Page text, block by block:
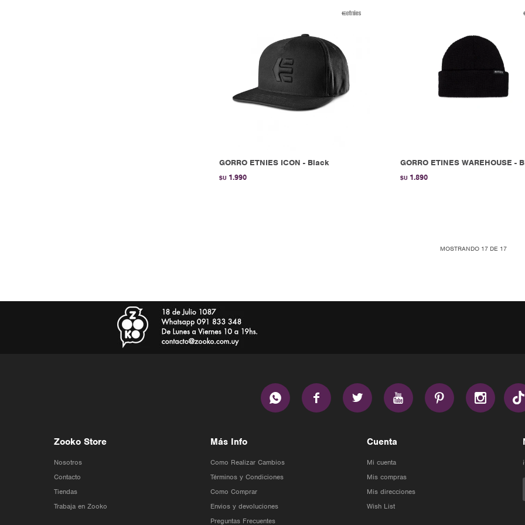
GORRO ETNIES ICON - Black
$U 1.990
GORRO ETINES WAREHOUSE -
$U 1.890
MOSTRANDO 17 DE 17
     
Zooko Store
Nosotros
Contacto
Tiendas
Trabaja en Zooko
Más Info
Como Realizar Cambios
Términos y Condiciones
Como Comprar
Envios y devoluciones
Preguntas Frecuentes
Cuenta
Mi cuenta
Mis compras
Mis direcciones
Wish List